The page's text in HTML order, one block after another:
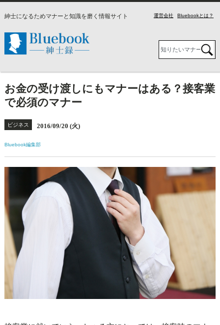
紳士になるためマナーと知識を磨く情報サイト Bluebookとは？
運営会社
お金の受け渡しにもマナーはある？接客業
で必須のマナー
ビジネス 2016/09/20 (火)
Bluebook編集部